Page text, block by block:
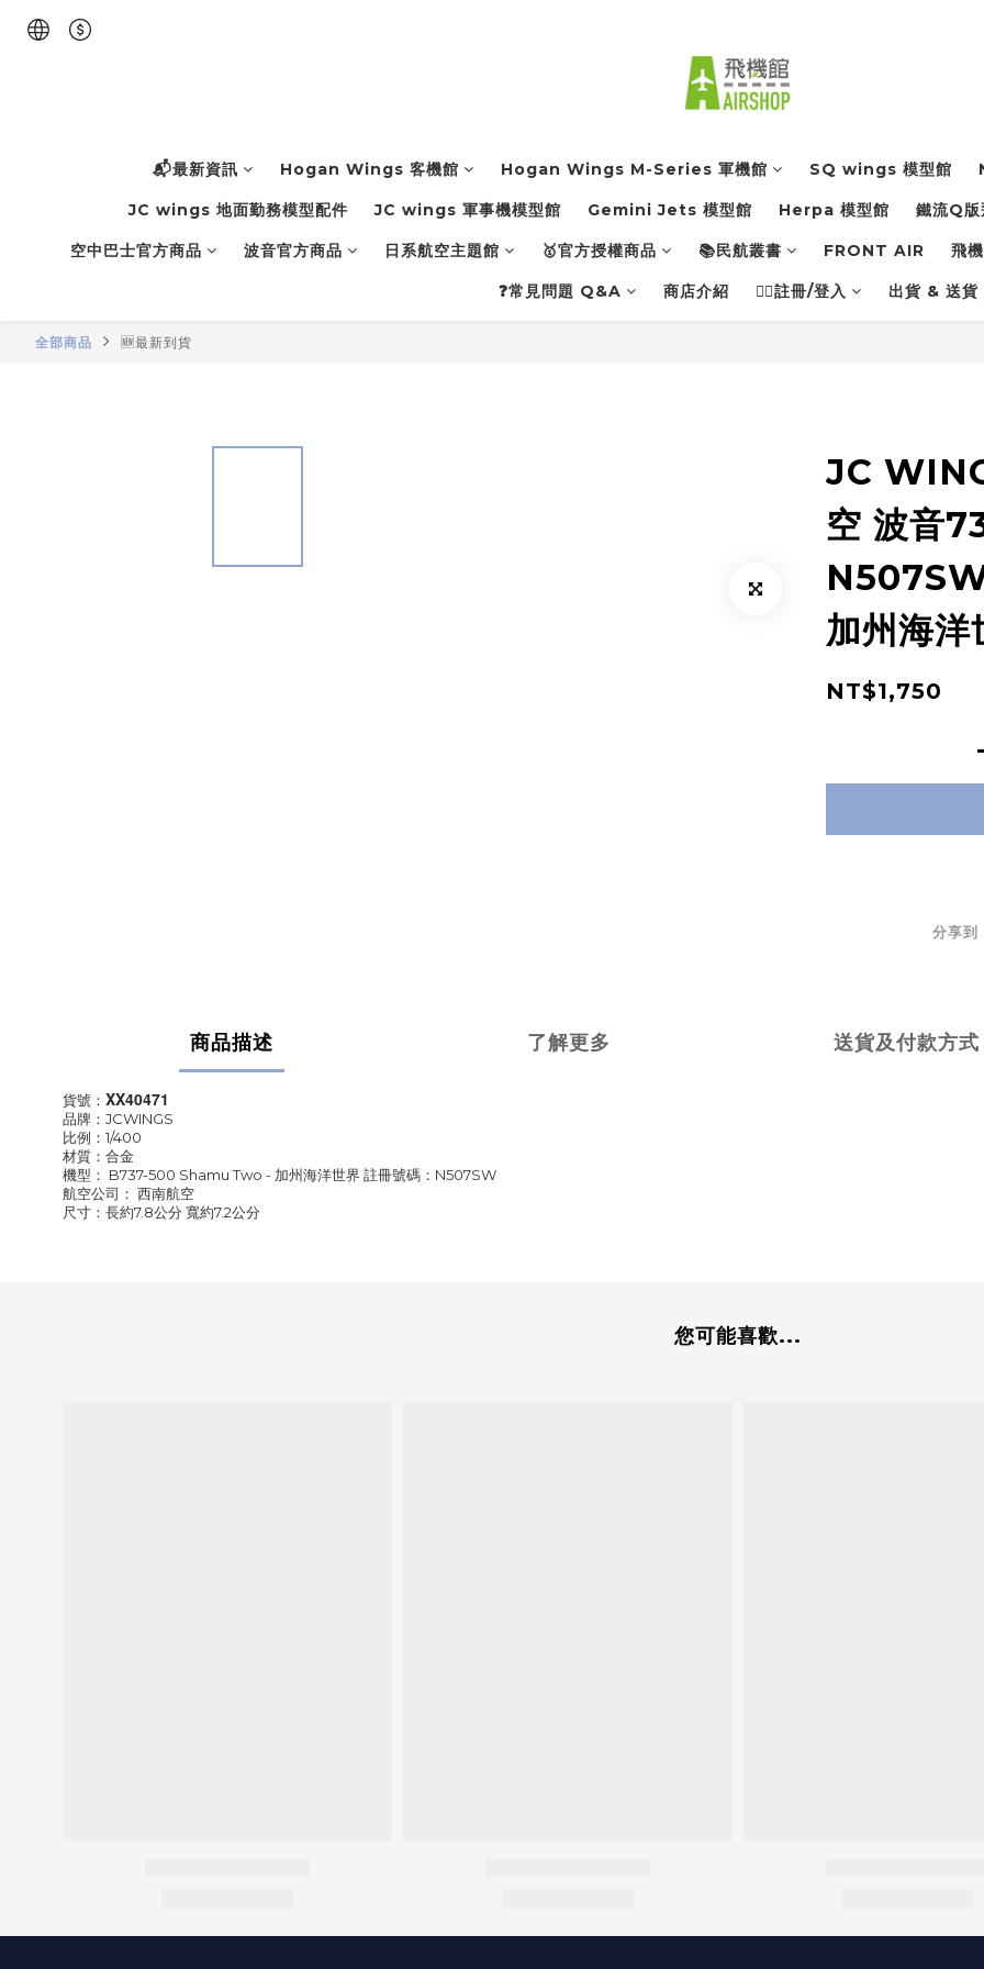
📬最新資訊 Hogan Wings 客機館 Hogan Wings M-Series 軍機館 SQ wings 模型館
JC wings 地面勤務模型配件 JC wings 軍事機模型館 Gemini Jets 模型館 Herpa 模型館 鐵流Q版
空中巴士官方商品 波音官方商品 日系航空主題館 🥇官方授權商品 📚民航叢書 FRONT AIR 飛
❓常見問題 Q&A 商店介紹 👨‍✈️註冊/登入 出貨 & 送貨
全部商品 🆕最新到貨
JC
空 波音
加州海洋
NT$1,750
分享到
商品描述 了解更多 送貨及付款方式
貨號： XX40471
品牌：JCWINGS
比例：1/400
材質：合金
機型： B737-500 Shamu Two - 加州海洋世界 註冊號碼：N507SW
航空公司： 西南航空
尺寸：長約7.8公分 寬約7.2公分
您可能喜歡...